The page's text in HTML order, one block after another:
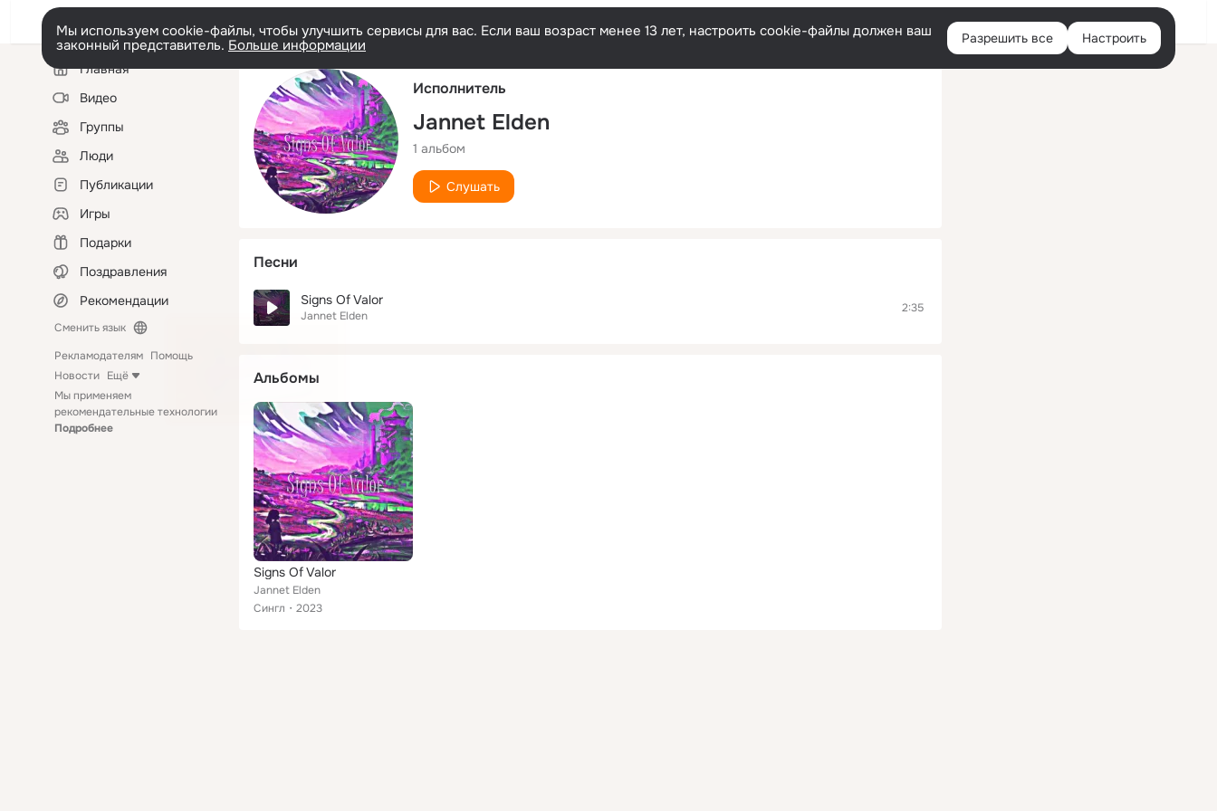
Русский Войти
Мы используем cookie-файлы, чтобы улучшить сервисы для вас. Если ваш возраст менее 13 лет, настроить cookie-файлы должен ваш
законный представитель. Больше информации Разрешить все Настроить
Левая
колонкаГлавная
Видео
Группы
Люди
Публикации
Игры
Подарки
Поздравления
Рекомендации
Сменить язык
Рекламодателям Помощь
Новости Ещё
Мы применяем
рекомендательные технологии
Подробнее
Исполнитель
Jannet Elden
1 альбом
Слушать
Песни
Signs Of Valor
Jannet Elden
2:35
Альбомы
Signs Of Valor
Jannet Elden
Сингл
2023